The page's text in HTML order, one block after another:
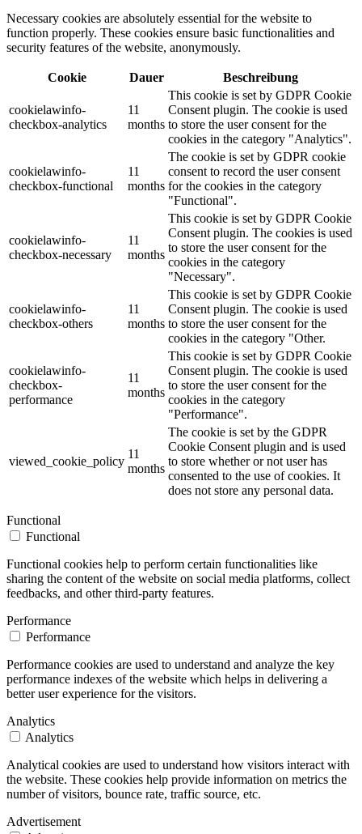
Necessary cookies are absolutely essential for the website to
function properly. These cookies ensure basic functionalities and
security features of the website, anonymously.
Cookie Dauer Beschreibung
cookielawinfo-
checkbox-analytics
11
months
This cookie is set by GDPR Cookie
Consent plugin. The cookie is used
to store the user consent for the
cookies in the category "Analytics".
cookielawinfo-
checkbox-functional
11
months
The cookie is set by GDPR cookie
consent to record the user consent
for the cookies in the category
"Functional".
cookielawinfo-
checkbox-necessary
11
months
This cookie is set by GDPR Cookie
Consent plugin. The cookies is used
to store the user consent for the
cookies in the category
"Necessary".
cookielawinfo-
checkbox-others
11
months
This cookie is set by GDPR Cookie
Consent plugin. The cookie is used
to store the user consent for the
cookies in the category "Other.
cookielawinfo-
checkbox-
performance
11
months
This cookie is set by GDPR Cookie
Consent plugin. The cookie is used
to store the user consent for the
cookies in the category
"Performance".
viewed_cookie_policy
11
months
The cookie is set by the GDPR
Cookie Consent plugin and is used
to store whether or not user has
consented to the use of cookies. It
does not store any personal data.
Functional
Functional
Functional cookies help to perform certain functionalities like
sharing the content of the website on social media platforms, collect
feedbacks, and other third-party features.
Performance
Performance
Performance cookies are used to understand and analyze the key
performance indexes of the website which helps in delivering a
better user experience for the visitors.
Analytics
Analytics
Analytical cookies are used to understand how visitors interact with
the website. These cookies help provide information on metrics the
number of visitors, bounce rate, traffic source, etc.
Advertisement